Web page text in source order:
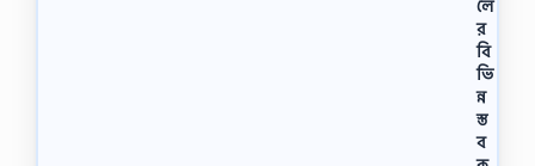
লে
র
বি
ভি
ন্ন
স্ত
ব